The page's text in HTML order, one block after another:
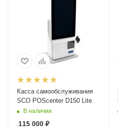
Касса самообслуживания
SCO POScenter D150 Lite
В наличии
115 000 ₽